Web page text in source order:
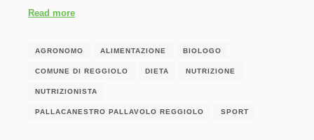
Read more
AGRONOMO ALIMENTAZIONE BIOLOGO
COMUNE DI REGGIOLO DIETA NUTRIZIONE
NUTRIZIONISTA
PALLACANESTRO PALLAVOLO REGGIOLO SPORT